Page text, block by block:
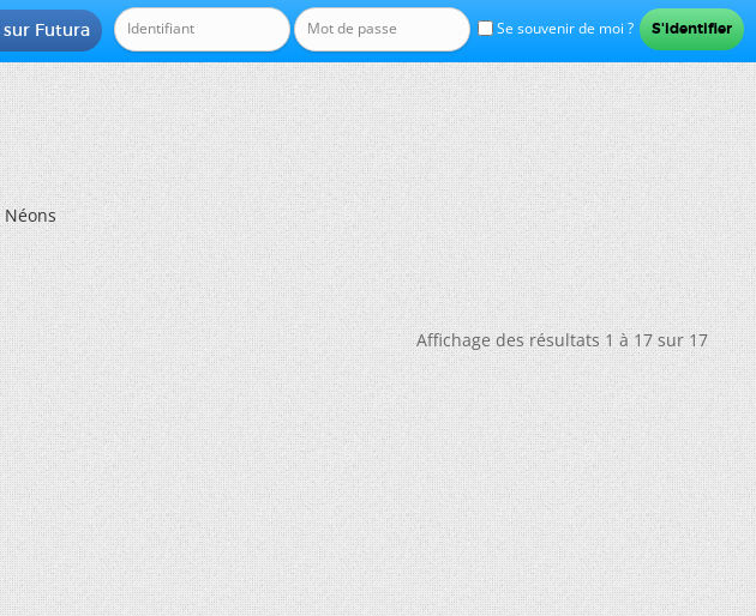
Se souvenir de moi ?
Futura
Néons
Affichage des résultats 1 à 17 sur 17